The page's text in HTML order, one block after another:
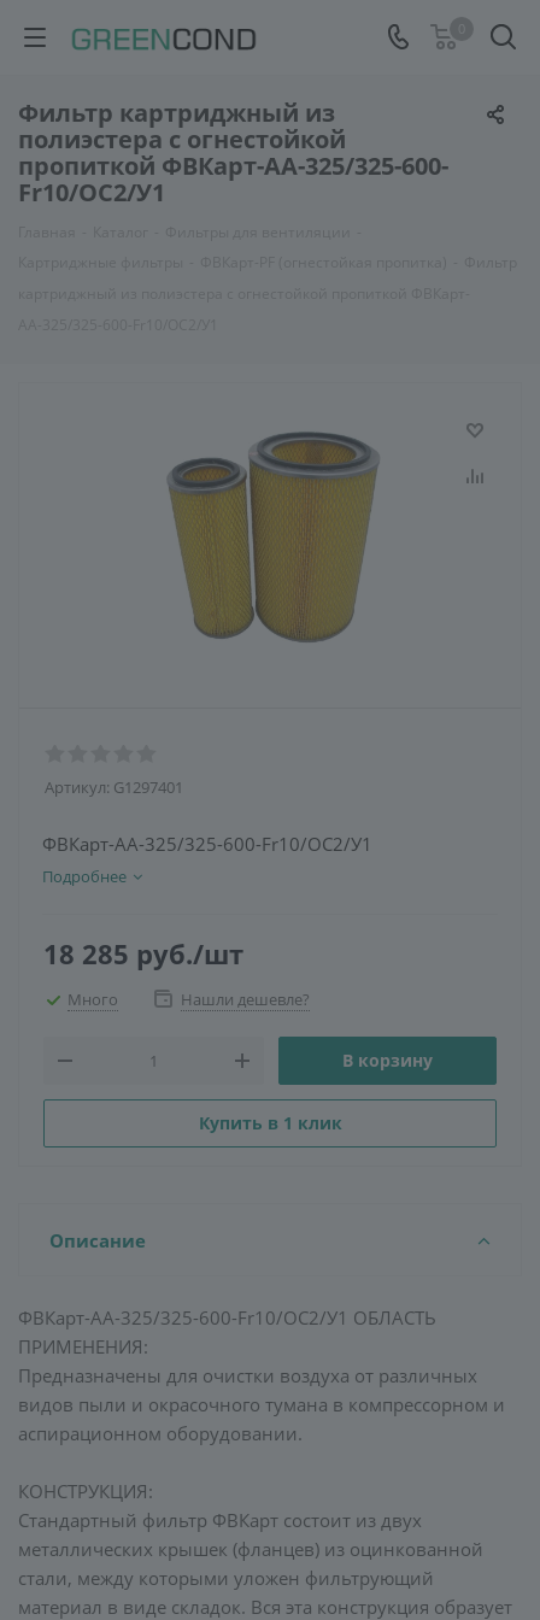
Фильтр картриджный из
полиэстера с огнестойкой
пропиткой ФВКарт-АА-325/325-600-
Fr10/ОС2/У1
Артикул: G1297401
ФВКарт-АА-325/325-600-Fr10/ОС2/У1
Подробнее
18 285 руб./шт
Много Нашли дешевле?
В корзину
Купить в 1 клик
Описание
ФВКарт-АА-325/325-600-Fr10/ОС2/У1 ОБЛАСТЬ
ПРИМЕНЕНИЯ:
Предназначены для очистки воздуха от различных
видов пыли и окрасочного тумана в компрессорном и
аспирационном оборудовании.
КОНСТРУКЦИЯ:
Стандартный фильтр ФВКарт состоит из двух
металлических крышек (фланцев) из оцинкованной
стали, между которыми уложен фильтрующий
материал в виде складок. Вся эта конструкция образует